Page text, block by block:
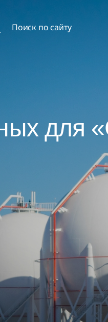
Поиск по сайту
для